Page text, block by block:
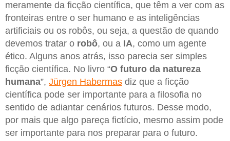
meramente da ficção científica, que têm a ver com as
fronteiras entre o ser humano e as inteligências
artificiais ou os robôs, ou seja, a questão de quando
devemos tratar o robô, ou a IA, como um agente
ético. Alguns anos atrás, isso parecia ser simples
ficção científica. No livro “O futuro da natureza
humana”, Jürgen Habermas diz que a ficção
científica pode ser importante para a filosofia no
sentido de adiantar cenários futuros. Desse modo,
por mais que algo pareça fictício, mesmo assim pode
ser importante para nos preparar para o futuro.